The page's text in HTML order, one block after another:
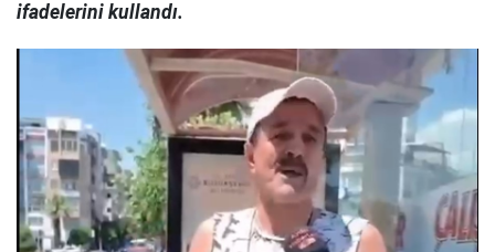
ifadelerini kullandı.